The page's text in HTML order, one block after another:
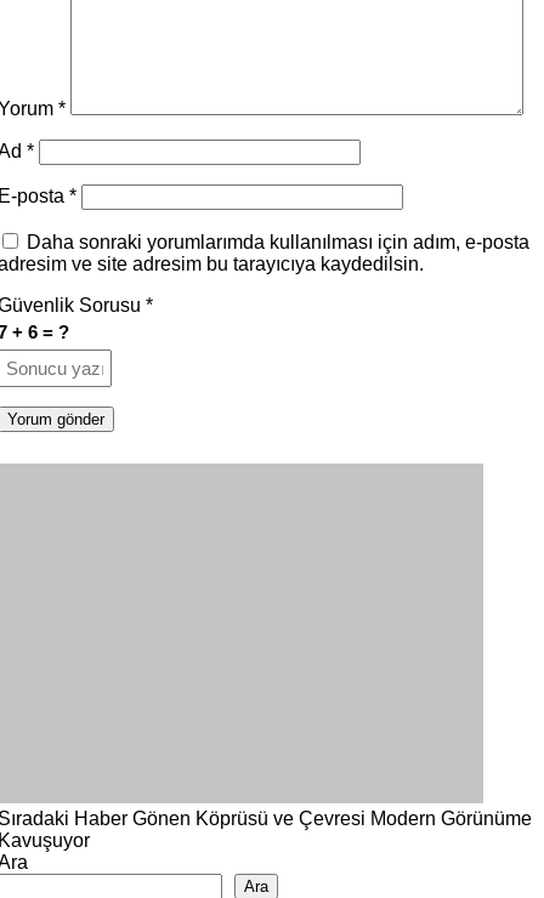
*
*
posta *
Daha sonraki yorumlarımda kullanılması için adım, e-posta
ve site adresim bu tarayıcıya kaydedilsin.
Sorusu *
+ 6 = ?
Haber Gönen Köprüsü ve Çevresi Modern Görünüme
Ara